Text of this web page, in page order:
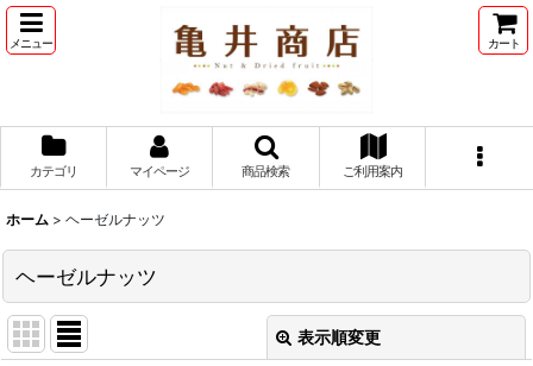
メニュー カート
カテゴリ マイページ 商品検索 ご利用案内
ホーム > ヘーゼルナッツ
ヘーゼルナッツ
表示順変更